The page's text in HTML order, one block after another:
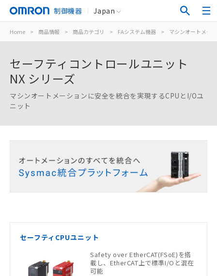
制御機器 Japan
Home > 商品情報 > 商品カテゴリ > FAシステム機器 > マシンオートメー
セーフティコントロールユニット
NX シリーズ
マシンオートメーションに安全を統合を実現するCPUとI/Oユ
ニット
セーフティCPUユニット
Safety over EtherCAT(FSoE)を搭
載し、EtherCAT上で標準I/Oと混在
可能